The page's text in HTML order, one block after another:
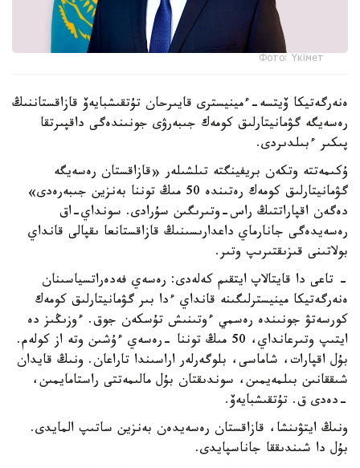
Фото: Үкімет
ەنەرگەتيكا ۆيتسە-ءمينيسترى قايىرحان تۇتقىشبايەۆ قازاقستاننىڭ
رەسەيگە گۋمانيتارلىق كومەك جىبەرۋى جونىندەگى داقپىرتقا
پىكىر ءبىلدىردى.
ۇكىمەتتە وتكەن بريفينگتە تىلشىلەر «قازاقستان رەسەيگە
گۋمانيتارلىق كومەك رەتىندە 50 مىڭ توننا بەنزين جىبەرەدى»
دەگەن اقپاراتتىڭ راس-وتىرىگىن سۇرادى. سونداي-اق
رەسەيدەگى جانارماي داعدارىسىنىڭ قازاقستانعا ىقپالى قانداي
بولاتىنى قىزىقتىرىپ وتىر.
- تاعى دا قايتالاپ ايتقىم كەلەدى: رەسەي فەدەراتسياسىنان
ەنەرگەتيكا مينيسترلىگىنە قانداي ءدا بىر گۋمانيتارلىق كومەك
كورسەتۋ جونىندە رەسمي ءوتىنىش تۇسكەن جوق. ءوزىڭىز دە
ايتىپ وتىرعانداي، 50 مىڭ توننا -رەسەي ءۇشىن وتە از كولەم.
بۇل اقپارات، شاماسى، بلوگەرلەر اراسىندا تاراعان. ونىڭ قايدان
شىققانىن بىلمەيمىن، سوندىقتان بۇل مالىمەتتى راستامايمىن،
-دەدى ق. تۇتقىشبايەۆ.
ونىڭ ايتۋىنشا، قازاقستان رەسەيدەن بەنزين ساتىپ المايدى.
بۇل دا شىندىققا جاناسپايدى.